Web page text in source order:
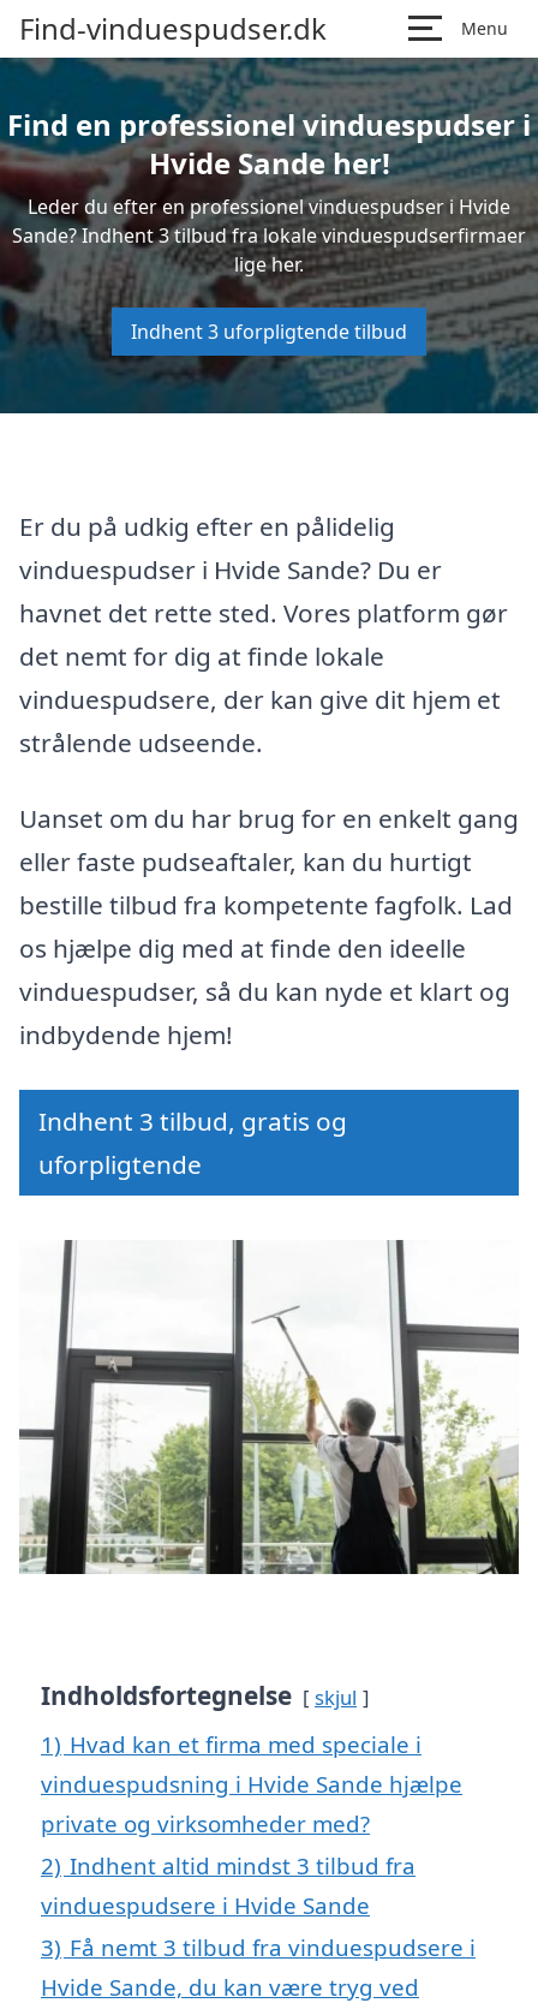
Find-vinduespudser.dk Menu
Find en professionel vinduespudser i
Hvide Sande her!
Leder du efter en professionel vinduespudser i Hvide
Sande? Indhent 3 tilbud fra lokale vinduespudserfirmaer
lige her.
Indhent 3 uforpligtende tilbud
Er du på udkig efter en pålidelig
vinduespudser i Hvide Sande? Du er
havnet det rette sted. Vores platform gør
det nemt for dig at finde lokale
vinduespudsere, der kan give dit hjem et
strålende udseende.
Uanset om du har brug for en enkelt gang
eller faste pudseaftaler, kan du hurtigt
bestille tilbud fra kompetente fagfolk. Lad
os hjælpe dig med at finde den ideelle
vinduespudser, så du kan nyde et klart og
indbydende hjem!
Indhent 3 tilbud, gratis og
uforpligtende
Indholdsfortegnelse skjul
1) Hvad kan et firma med speciale i
vinduespudsning i Hvide Sande hjælpe
private og virksomheder med?
2) Indhent altid mindst 3 tilbud fra
vinduespudsere i Hvide Sande
3) Få nemt 3 tilbud fra vinduespudsere i
Hvide Sande, du kan være tryg ved